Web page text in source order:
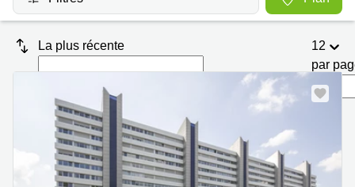
virtuel
Luxembourg
Bertrange
Сoworking
Alzette
Сoworking
Sandweiler
Bureaux
La plus récente
12
par